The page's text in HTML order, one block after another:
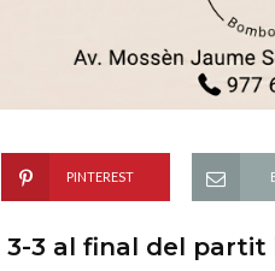
PINTEREST
3 al final del partit